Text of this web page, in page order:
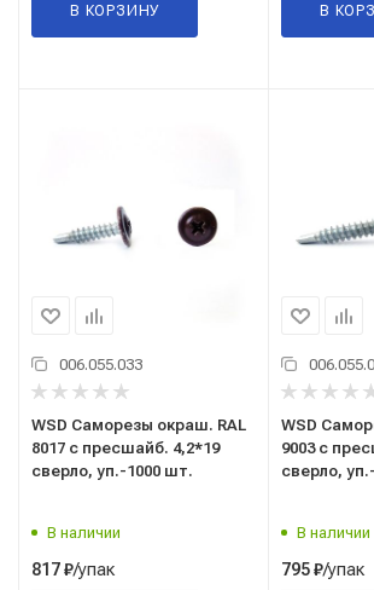
В КОРЗИНУ В
006.055.033
WSD Саморезы окраш. RAL
8017 с пресшайб. 4,2*19
сверло, уп.-1000 шт.
В наличии
817₽/упак
WSD
9003 с пресшайб. 4,2*16
сверло,
В наличии
795₽/упак